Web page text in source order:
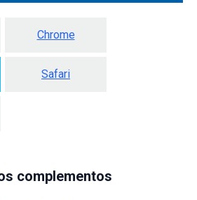
Chrome
Safari
complementos